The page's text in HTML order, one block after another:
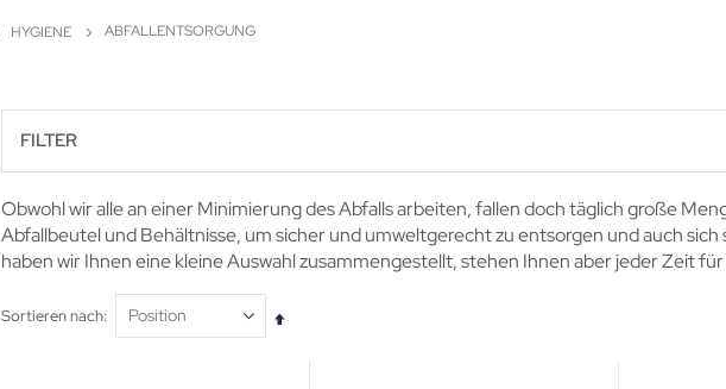
HYGIENE ABFALLENTSORGUNG
FILTER
Obwohl wir alle an einer Minimierung des Abfalls arbeiten, fallen doch täglich große
Abfallbeutel und Behältnisse, um sicher und umweltgerecht zu entsorgen und auch
haben wir Ihnen eine kleine Auswahl zusammengestellt, stehen Ihnen aber jeder Zeit
Sortieren nach
In
Reihenfolge